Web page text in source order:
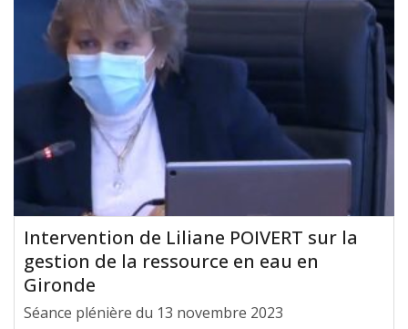
Intervention de Liliane POIVERT sur la
gestion de la ressource en eau en
Gironde
Séance plénière du 13 novembre 2023